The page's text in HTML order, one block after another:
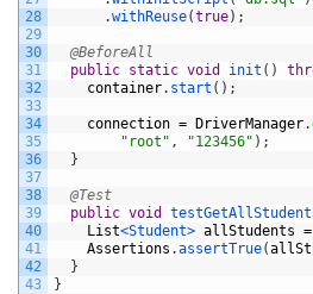
28
29
30
31
32
33
34
35
36
37
38
39
40
41
42
43
.withReuse(true) ;
@BeforeAll
public static void init ( )
container. start ( ) ;
connection = DriverManager.
"root" , "123456" ) ;
}
@Test
public void
List<Student> allStudents =
Assertions .assertTrue(
}
}